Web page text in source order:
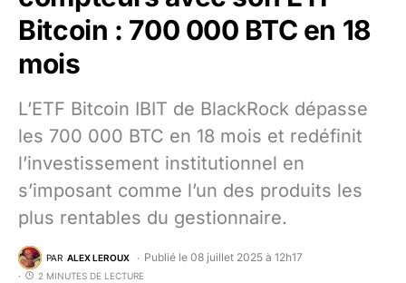
Bitcoin : 700 000 BTC en 18
mois
L’ETF Bitcoin IBIT de BlackRock dépasse
les 700 000 BTC en 18 mois et redéfinit
l’investissement institutionnel en
s’imposant comme l’un des produits les
plus rentables du gestionnaire.
PAR ALEX LEROUX Publié le 08 juillet 2025 à 12h17
2 MINUTES DE LECTURE